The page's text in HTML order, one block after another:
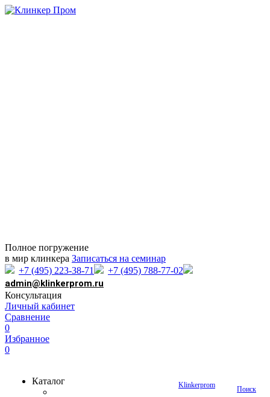
Полное погружение
в мир клинкера Записаться на семинар
+7 (495) 223-38-71
+7 (495) 788-77-02
admin@klinkerprom.ru
Консультация
Личный кабинет
Сравнение
0
Избранное
0
Поиск
Klinkerprom
Каталог